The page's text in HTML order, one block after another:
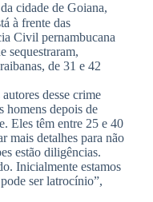
cidade de Goiana,
à frente das
Civil pernambucana
sequestraram,
de 31 e 42
desse crime
homens depois de
Eles têm entre 25 e 40
mais detalhes para não
estão diligências.
Inicialmente estamos
ser latrocínio”,